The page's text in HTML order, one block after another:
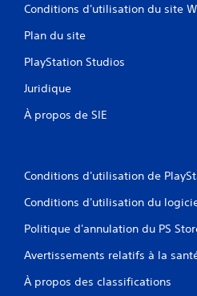
Conditions d'utilisation du site
Plan du site
PlayStation Studios
Juridique
À propos de SIE
Conditions d'utilisation de
Conditions d'utilisation du
Politique d'annulation du PS
Avertissements relatifs à la
À propos des classifications